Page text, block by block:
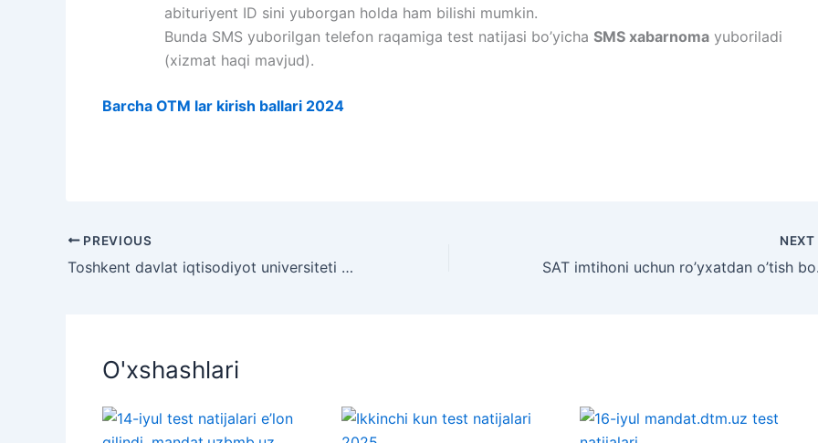
abituriyent ID sini yuborgan holda ham bilishi mumkin.
Bunda SMS yuborilgan telefon raqamiga test natijasi bo’yicha SMS xabarnoma yuboriladi
(xizmat haqi mavjud).
Barcha OTM lar kirish ballari 2024
PREVIOUS
Toshkent davlat iqtisodiyot universiteti ballari 2024
NEXT
O'xshashlari